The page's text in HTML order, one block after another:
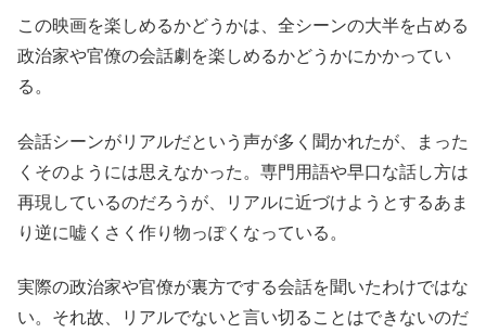
この映画を楽しめるかどうかは、全シーンの大半を占める
政治家や官僚の会話劇を楽しめるかどうかにかかってい
る。
会話シーンがリアルだという声が多く聞かれたが、まった
くそのようには思えなかった。専門用語や早口な話し方は
再現しているのだろうが、リアルに近づけようとするあま
り逆に嘘くさく作り物っぽくなっている。
実際の政治家や官僚が裏方でする会話を聞いたわけではな
い。それ故、リアルでないと言い切ることはできないのだ